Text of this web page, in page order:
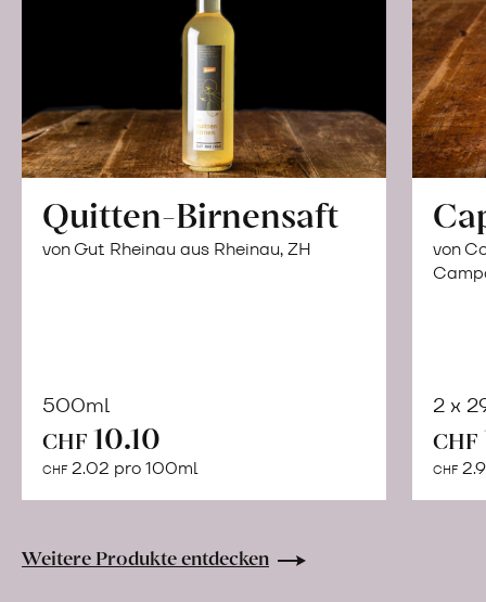
Quitten-Birnensaft
von Gut Rheinau aus Rheinau, ZH
500ml
CHF 10.10
CHF 2.02 pro 100ml
Warenkorb
von
2 x
CHF
CHF
Weitere Produkte entdecken